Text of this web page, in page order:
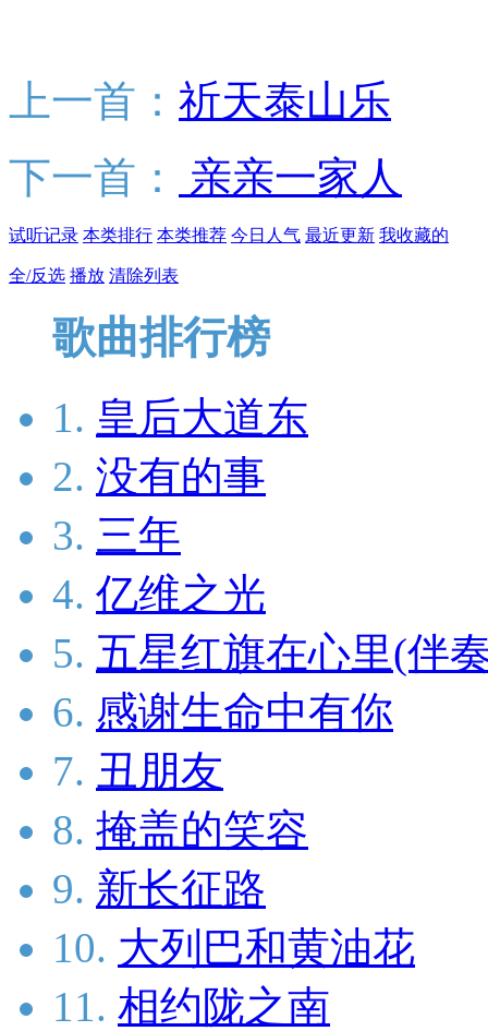
上一首： 祈天泰山乐
下一首：
亲亲一家人
试听记录 本类排行 本类推荐 今日人气 最近更新 我收藏的
全/反选 播放 清除列表
歌曲排行榜
1. 皇后大道东
2. 没有的事
3. 三年
4. 亿维之光
5. 五星红旗在心里(伴
6. 感谢生命中有你
7. 丑朋友
8. 掩盖的笑容
9. 新长征路
10. 大列巴和黄油花
11. 相约陇之南